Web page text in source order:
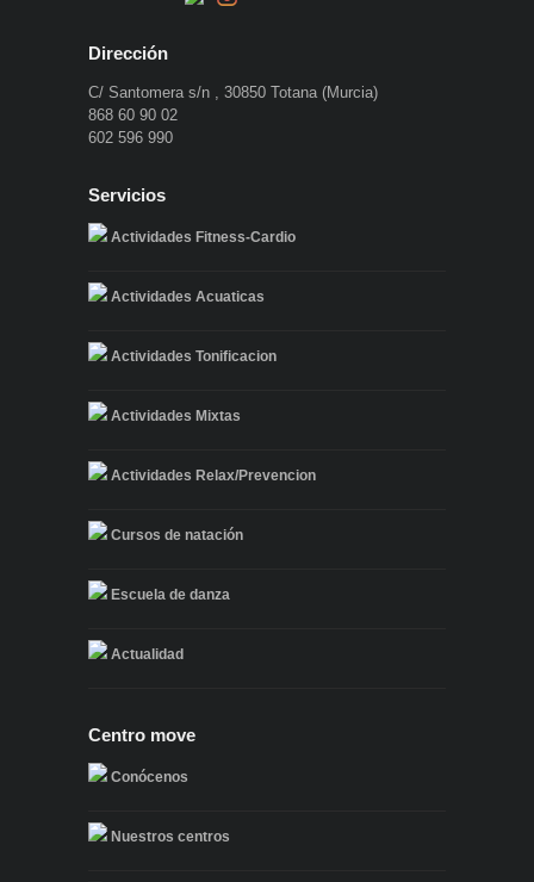
Dirección
C/ Santomera s/n , 30850 Totana (Murcia)
868 60 90 02
602 596 990
Servicios
Actividades Fitness-Cardio
Actividades Acuaticas
Actividades Tonificacion
Actividades Mixtas
Actividades Relax/Prevencion
Cursos de natación
Escuela de danza
Actualidad
Centro move
Conócenos
Nuestros centros